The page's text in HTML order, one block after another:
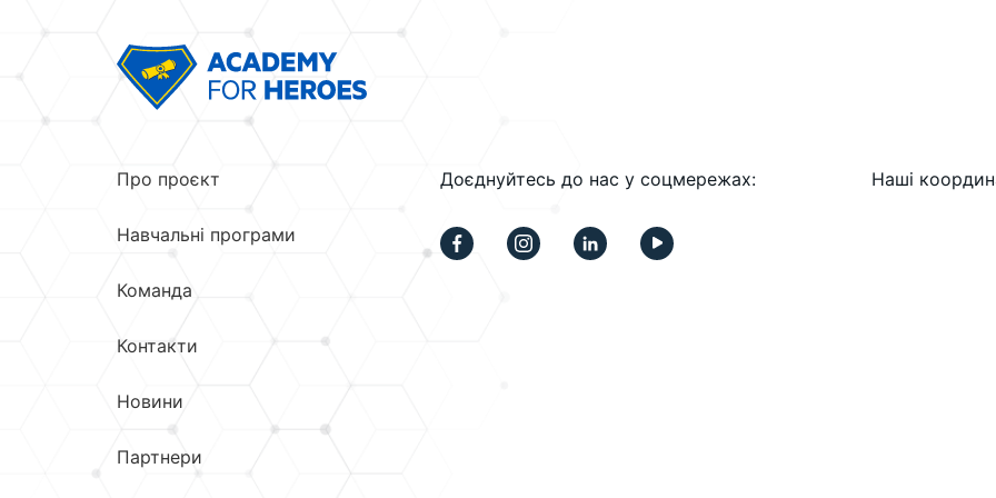
Про проєкт
Навчальні програми
Команда
Контакти
Новини
Партнери
Доєднуйтесь до нас у соцмережах: Наші